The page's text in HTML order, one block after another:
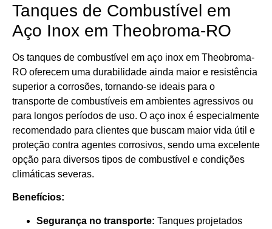
Tanques de Combustível em
Aço Inox em Theobroma-RO
Os tanques de combustível em aço inox em Theobroma-
RO oferecem uma durabilidade ainda maior e resistência
superior a corrosões, tornando-se ideais para o
transporte de combustíveis em ambientes agressivos ou
para longos períodos de uso. O aço inox é especialmente
recomendado para clientes que buscam maior vida útil e
proteção contra agentes corrosivos, sendo uma excelente
opção para diversos tipos de combustível e condições
climáticas severas.
Benefícios:
Segurança no transporte: Tanques projetados